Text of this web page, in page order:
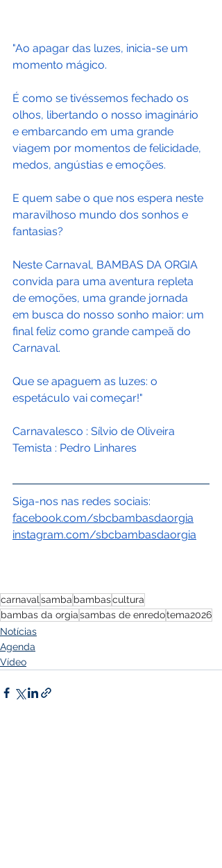
"Ao apagar das luzes, inicia-se um
momento mágico.
É como se tivéssemos fechado os
olhos, libertando o nosso imaginário
e embarcando em uma grande
viagem por momentos de felicidade,
medos, angústias e emoções.
E quem sabe o que nos espera neste
maravilhoso mundo dos sonhos e
fantasias?
Neste Carnaval, BAMBAS DA ORGIA
convida para uma aventura repleta
de emoções, uma grande jornada
em busca do nosso sonho maior: um
final feliz como grande campeã do
Carnaval.
Que se apaguem as luzes: o
espetáculo vai começar!"
Carnavalesco : Sílvio de Oliveira
Temista : Pedro Linhares
Siga-nos nas redes sociais:
facebook.com/sbcbambasdaorgia
instagram.com/sbcbambasdaorgia
carnaval samba bambascultura
bambas da orgiasambas de enredotema2026
Notícias
Agenda
Vídeo